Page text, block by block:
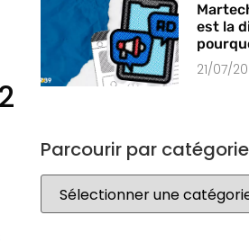
est la
21/07/
Parcourir par